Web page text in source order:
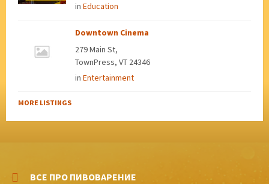
in Education
Downtown Cinema
279 Main St,
TownPress, VT 24346
in Entertainment
MORE LISTINGS
ВСЕ ПРО ПИВОВАРЕНИЕ